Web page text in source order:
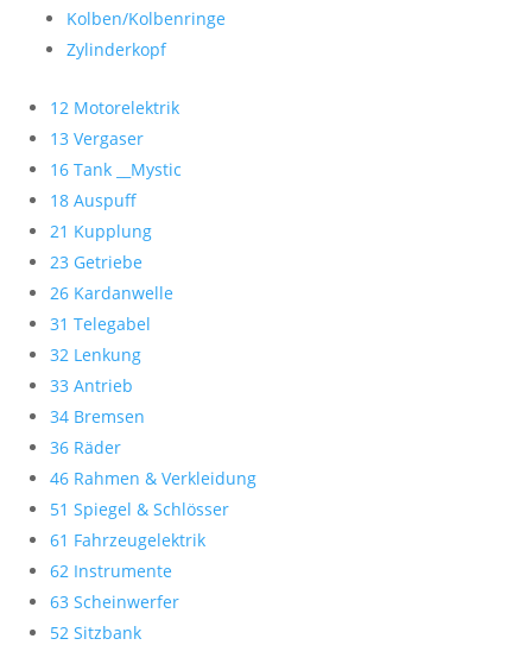
Kolben/Kolbenringe
Zylinderkopf
12 Motorelektrik
13 Vergaser
16 Tank __Mystic
18 Auspuff
21 Kupplung
23 Getriebe
26 Kardanwelle
31 Telegabel
32 Lenkung
33 Antrieb
34 Bremsen
36 Räder
46 Rahmen & Verkleidung
51 Spiegel & Schlösser
61 Fahrzeugelektrik
62 Instrumente
63 Scheinwerfer
52 Sitzbank